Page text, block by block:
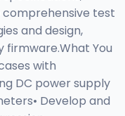
test
and design,
firmware.What You
with
DC power supply
Develop and